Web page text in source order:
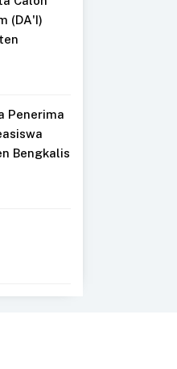
(DA'I)
Penerima
Bengkalis